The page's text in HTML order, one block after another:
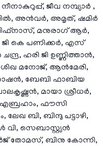
ജീവ നമ്പ്യാർ ,
അൻവർ, അമൃത്, ഷമിർ
മനുരാഗ് ആർ,
ജി കെ പണിക്കർ, എസ്
ഹരി ജി ഉണ്ണിത്താൻ,
ശിഖ മനോജ്, ആൻമേരി,
ബേബി ഫാബിയ
മായാ ശ്രീധർ,
എബ്രഹാം, ഫൗസി
ബി, ബിന്ദു പട്ടാഴി,
വി, സെബാസ്റ്റ്യൻ
തോമസ്, ബിനു കോന്നി,